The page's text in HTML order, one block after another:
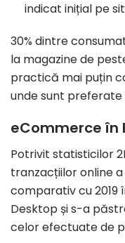
indicat inițial pe
30% dintre
la magazine de
practică mai puțin
unde sunt preferate
eCommerce în
Potrivit statisticilor
tranzacțiilor online
comparativ cu 2019
Desktop și s-a
celor efectuate de